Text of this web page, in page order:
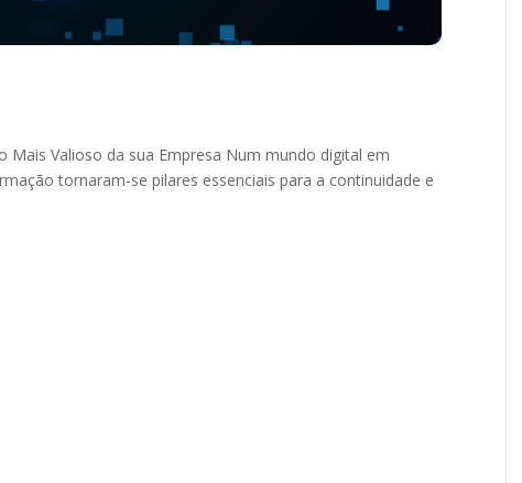
Mais Valioso da sua Empresa Num mundo digital em
tornaram-se pilares essenciais para a continuidade e